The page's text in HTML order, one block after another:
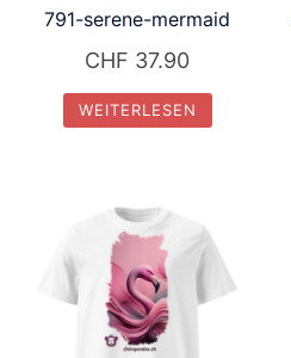
791-serene-mermaid
CHF 37.90
WEITERLESEN